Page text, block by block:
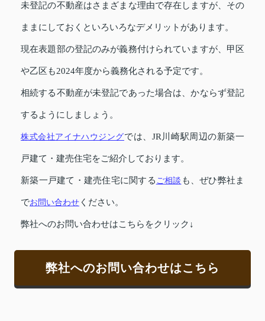
未登記の不動産はさまざまな理由で存在しますが、その
ままにしておくといろいろなデメリットがあります。
現在表題部の登記のみが義務付けられていますが、甲区
や乙区も2024年度から義務化される予定です。
相続する不動産が未登記であった場合は、かならず登記
するようにしましょう。
株式会社アイナハウジングでは、JR川崎駅周辺の新築一
戸建て・建売住宅をご紹介しております。
新築一戸建て・建売住宅に関する ご相談 も、ぜひ弊社ま
でお問い合わせ ください。
弊社へのお問い合わせはこちらをクリック↓
弊社へのお問い合わせはこちら